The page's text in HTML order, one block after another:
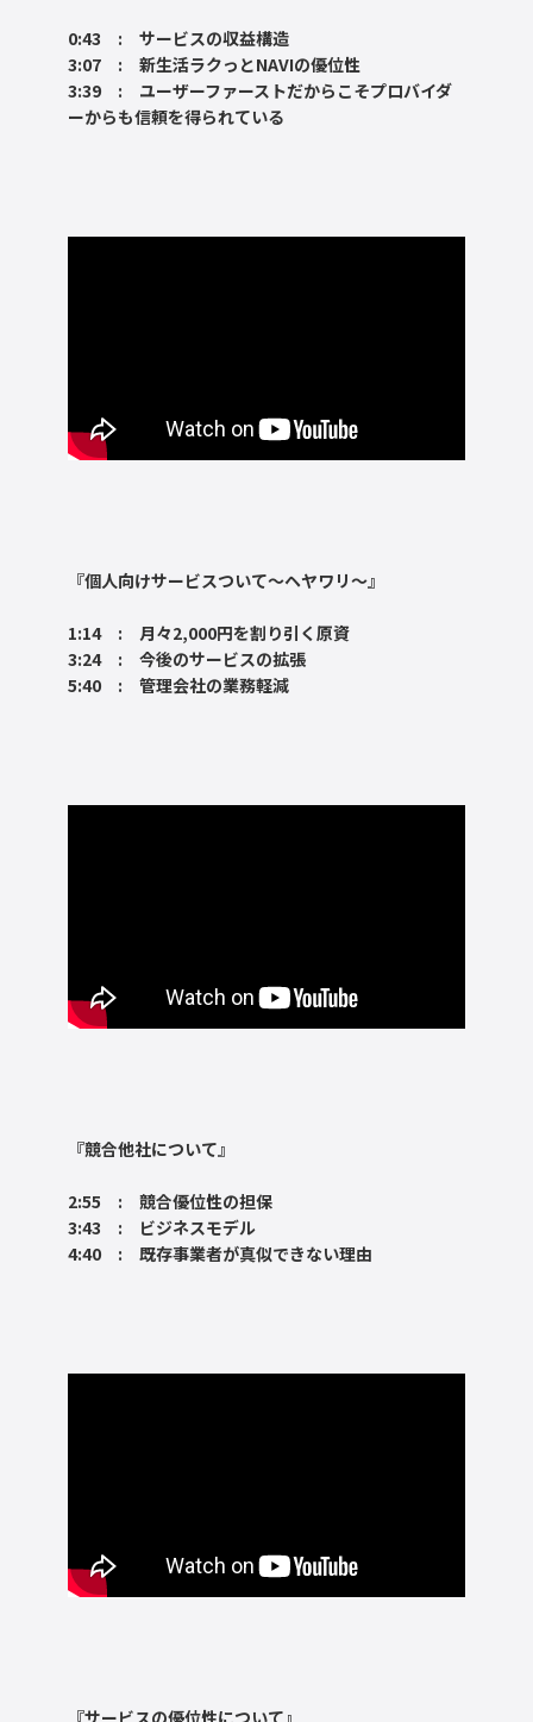
0:43 : サービスの収益構造
3:07 : 新生活ラクっとNAVIの優位性
3:39 : ユーザーファーストだからこそプロバイダ
ーからも信頼を得られている
『個人向けサービスついて～ヘヤワリ～』
1:14 : 月々2,000円を割り引く原資
3:24 : 今後のサービスの拡張
5:40 : 管理会社の業務軽減
『競合他社について』
2:55 : 競合優位性の担保
3:43 : ビジネスモデル
4:40 : 既存事業者が真似できない理由